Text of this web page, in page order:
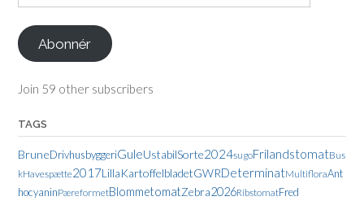
mail-
adresse
Abonnér
Join 59 other subscribers
TAGS
BruneDrivhusbyggeriGuleUstabilSorte2024sugoFrilandstomatBus
kHavespætte2017LillaKartoffelbladetGWRDeterminatMultifloraAnt
hocyaninPæreformetBlommetomatZebra2026RibstomatFred